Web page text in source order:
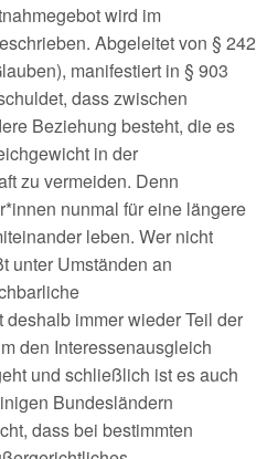
wird im
Abgeleitet von § 242
manifestiert in § 903
dass zwischen
Beziehung besteht, die es
in der
zu vermeiden. Denn
nunmal für eine längere
leben. Wer nicht
unter Umständen an
deshalb immer wieder Teil der
den Interessenausgleich
und schließlich ist es auch
Bundesländern
dass bei bestimmten